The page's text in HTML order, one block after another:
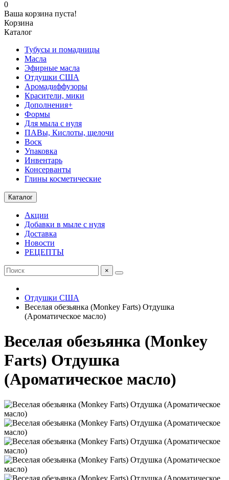
0
Ваша корзина пуста!
Корзина
Каталог
Тубусы и помадницы
Масла
Эфирные масла
Отдушки США
Аромадиффузоры
Красители, мики
Дополнения+
Формы
Для мыла с нуля
ПАВы, Кислоты, щелочи
Воск
Упаковка
Инвентарь
Консерванты
Глины косметические
Каталог
Акции
Добавки в мыле с нуля
Доставка
Новости
РЕЦЕПТЫ
×
Отдушки США
Веселая обезьянка (Monkey Farts) Отдушка
(Ароматическое масло)
Веселая обезьянка (Monkey
Farts) Отдушка
(Ароматическое масло)